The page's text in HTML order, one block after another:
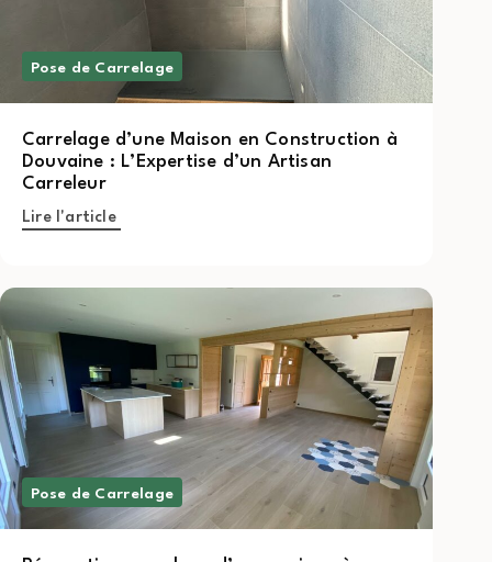
Pose de Carrelage
Carrelage d’une Maison en Construction à
Douvaine : L’Expertise d’un Artisan
Carreleur
Lire l'article
Pose de Carrelage